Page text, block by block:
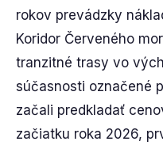
rokov prevádzky
Koridor Červeného
tranzitné trasy vo
súčasnosti označené
začali predkladať
začiatku roka 2026,